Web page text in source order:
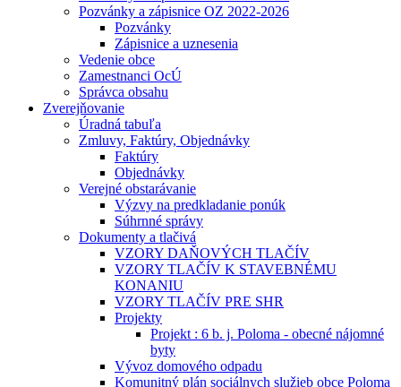
Pozvánky a zápisnice OZ 2022-2026
Pozvánky
Zápisnice a uznesenia
Vedenie obce
Zamestnanci OcÚ
Správca obsahu
Zverejňovanie
Úradná tabuľa
Zmluvy, Faktúry, Objednávky
Faktúry
Objednávky
Verejné obstarávanie
Výzvy na predkladanie ponúk
Súhrnné správy
Dokumenty a tlačivá
VZORY DAŇOVÝCH TLAČÍV
VZORY TLAČÍV K STAVEBNÉMU
KONANIU
VZORY TLAČÍV PRE SHR
Projekty
Projekt : 6 b. j. Poloma - obecné nájomné
byty
Vývoz domového odpadu
Komunitný plán sociálnych služieb obce Poloma